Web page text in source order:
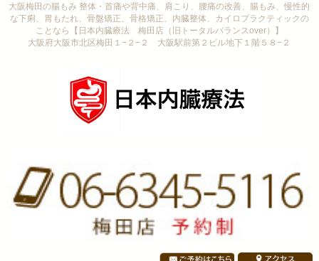
大阪梅田の腸もみ 整体・首痛や背中痛、肩こり、腰痛の改善、腸もみ、慢性的
な下痢、胃もたれ、骨盤矯正、骨格矯正、内臓整体、カイロプラクティックの
ことなら【日本内臓療法 梅田店（旧トータルバランスover）】
大阪府大阪市北区梅田１−２−２ 大阪駅前第２ビル地下１階５８−２